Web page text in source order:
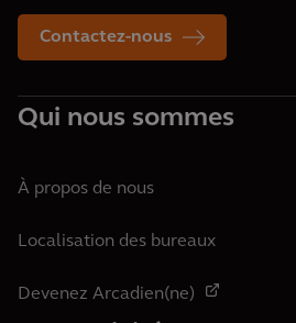
Contactez-nous
Qui nous sommes
À propos de nous
Localisation des bureaux
Devenez Arcadien(ne)